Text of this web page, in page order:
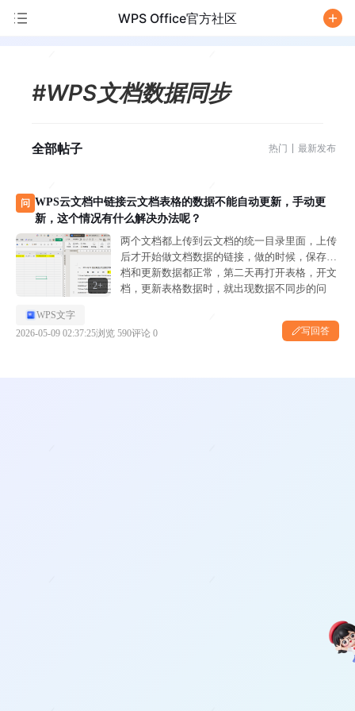
WPS Office官方社区
#WPS文档数据同步
全部帖子 热门 最新发布
问 WPS云文档中链接云文档表格的数据不能自动更新，手动更
新，这个情况有什么解决办法呢？
2+
两个文档都上传到云文档的统一目录里面，上传
后才开始做文档数据的链接，做的时候，保存文
档和更新数据都正常，第二天再打开表格，开文
档，更新表格数据时，就出现数据不同步的问
更新数据后，文档链接的数据没有同步更新，手
动...
WPS文字
2026-05-09 02:37:25浏览 590评论 0 写回答